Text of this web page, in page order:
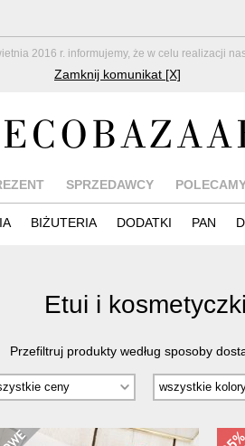
2016 r. informujemy, że w celu realizacji
Zamknij komunikat [X]
SPRZEDAWCY
BIŻUTERIA DODATKI PAN
Etui i
Przefiltruj produkty według sposoby